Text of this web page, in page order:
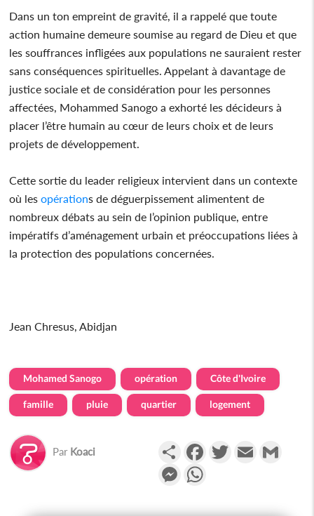
Dans un ton empreint de gravité, il a rappelé que toute
action humaine demeure soumise au regard de Dieu et que
les souffrances infligées aux populations ne sauraient rester
sans conséquences spirituelles. Appelant à davantage de
justice sociale et de considération pour les personnes
affectées, Mohammed Sanogo a exhorté les décideurs à
placer l’être humain au cœur de leurs choix et de leurs
projets de développement.
Cette sortie du leader religieux intervient dans un contexte
où lesopérations de déguerpissement alimentent de
nombreux débats au sein de l’opinion publique, entre
impératifs d’aménagement urbain et préoccupations liées à
la protection des populations concernées.
Jean Chresus, Abidjan
Mohamed Sanogo opération Côte d'Ivoire
famille pluie quartier logement
Par Koaci PartagerFacebookTwitterEmail
Messenger